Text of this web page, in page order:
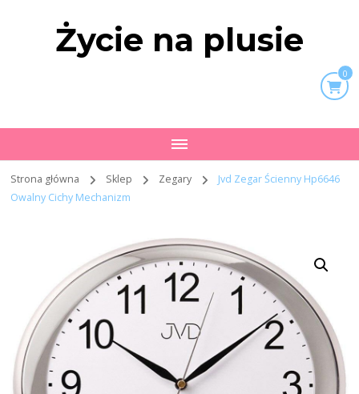
Życie na plusie
0
Strona główna Sklep Zegary
Jvd Zegar Ścienny Hp6646
Owalny Cichy Mechanizm